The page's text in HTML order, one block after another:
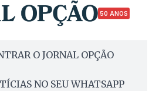
50 ANOS
O JORNAL OPÇÃO
NO SEU WHATSAPP